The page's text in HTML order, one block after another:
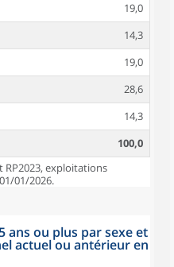
19,0
14,3
19,0
28,6
14,3
100,0
RP2023, exploitations
01/2026.
ans ou plus par sexe et
actuel ou antérieur en